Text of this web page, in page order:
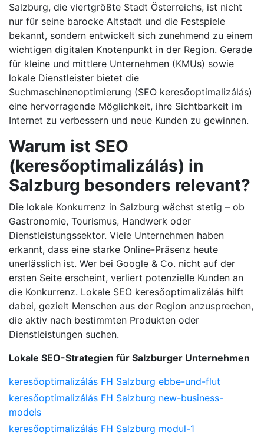
Salzburg, die viertgrößte Stadt Österreichs, ist nicht
nur für seine barocke Altstadt und die Festspiele
bekannt, sondern entwickelt sich zunehmend zu einem
wichtigen digitalen Knotenpunkt in der Region. Gerade
für kleine und mittlere Unternehmen (KMUs) sowie
lokale Dienstleister bietet die
Suchmaschinenoptimierung (SEO keresőoptimalizálás)
eine hervorragende Möglichkeit, ihre Sichtbarkeit im
Internet zu verbessern und neue Kunden zu gewinnen.
Warum ist SEO
(keresőoptimalizálás) in
Salzburg besonders relevant?
Die lokale Konkurrenz in Salzburg wächst stetig – ob
Gastronomie, Tourismus, Handwerk oder
Dienstleistungssektor. Viele Unternehmen haben
erkannt, dass eine starke Online-Präsenz heute
unerlässlich ist. Wer bei Google & Co. nicht auf der
ersten Seite erscheint, verliert potenzielle Kunden an
die Konkurrenz. Lokale SEO keresőoptimalizálás hilft
dabei, gezielt Menschen aus der Region anzusprechen,
die aktiv nach bestimmten Produkten oder
Dienstleistungen suchen.
Lokale SEO-Strategien für Salzburger Unternehmen
keresőoptimalizálás FH Salzburg ebbe-und-flut
keresőoptimalizálás FH Salzburg new-business-
models
keresőoptimalizálás FH Salzburg modul-1